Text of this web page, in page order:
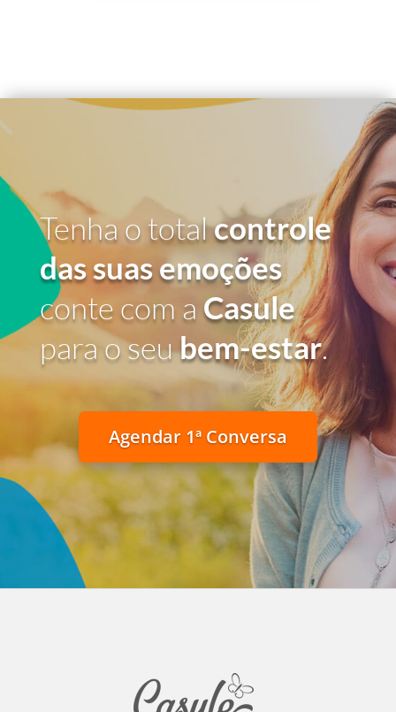
Tenha o totalcontrole
das suas emoções
conte com a Casule
para o seubem-estar.
Agendar 1ª Conversa